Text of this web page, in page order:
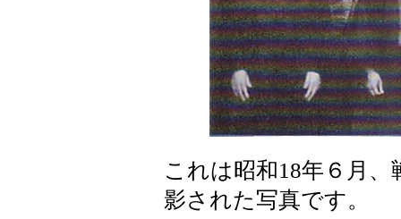
これは昭和18年６月
影された写真です。